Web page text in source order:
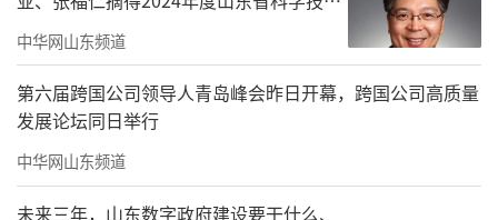
促进残疾儿童康复救助和残疾人“社区微
业”就业
2025年，全市为2913名残疾儿童提供康复
救助服务，其中，为464名残疾儿童适配辅助器
具，为55名残疾儿童提供肢体矫治手术，为7名
奖最高奖！
中华网山东频道
第六届跨国公司领导人青岛峰会昨日开幕，跨国公司高质量
发展论坛同日举行
中华网山东频道
未来三年，山东数字政府建设要干什么、